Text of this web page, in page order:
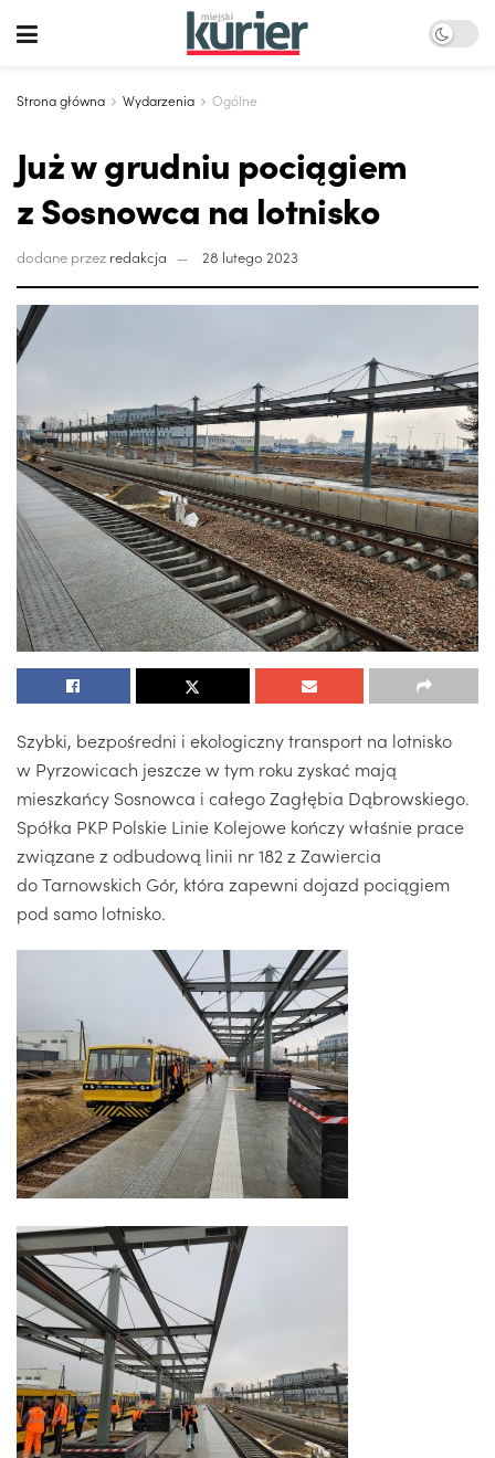
Strona główna Wydarzenia Ogólne
Już w grudniu pociągiem
z Sosnowca na lotnisko
dodane przez redakcja 28 lutego 2023
Szybki, bezpośredni i ekologiczny transport na lotnisko
w Pyrzowicach jeszcze w tym roku zyskać mają
mieszkańcy Sosnowca i całego Zagłębia Dąbrowskiego.
Spółka PKP Polskie Linie Kolejowe kończy właśnie prace
związane z odbudową linii nr 182 z Zawiercia
do Tarnowskich Gór, która zapewni dojazd pociągiem
pod samo lotnisko.